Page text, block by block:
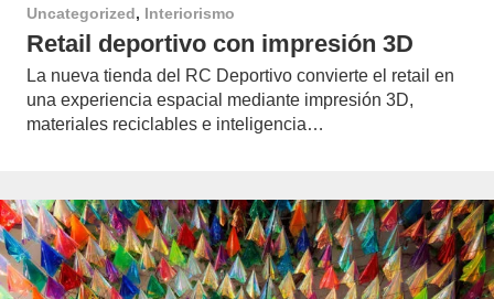
Uncategorized, Interiorismo
Retail deportivo con impresión 3D
La nueva tienda del RC Deportivo convierte el retail en
una experiencia espacial mediante impresión 3D,
materiales reciclables e inteligencia…